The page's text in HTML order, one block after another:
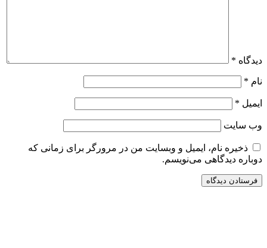
دیدگاه *
نام *
ایمیل *
وب‌ سایت
ذخیره نام، ایمیل و وبسایت من در مرورگر برای زمانی که
دوباره دیدگاهی می‌نویسم.